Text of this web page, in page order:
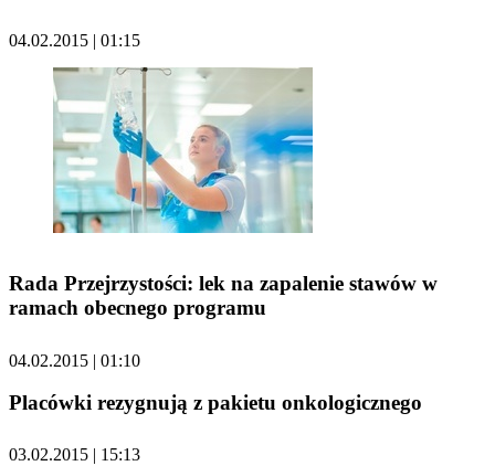
04.02.2015 | 01:15
Rada Przejrzystości: lek na zapalenie stawów w
ramach obecnego programu
04.02.2015 | 01:10
Placówki rezygnują z pakietu onkologicznego
03.02.2015 | 15:13